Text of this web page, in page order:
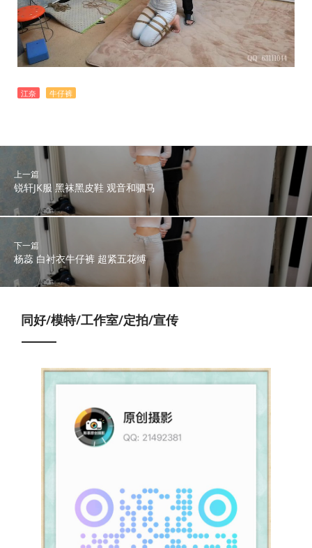
江奈 牛仔裤
上一篇
锐轩JK服 黑袜黑皮鞋 观音和驷马
下一篇
杨蕊 白衬衣牛仔裤 超紧五花缚
同好/模特/工作室/定拍/宣传